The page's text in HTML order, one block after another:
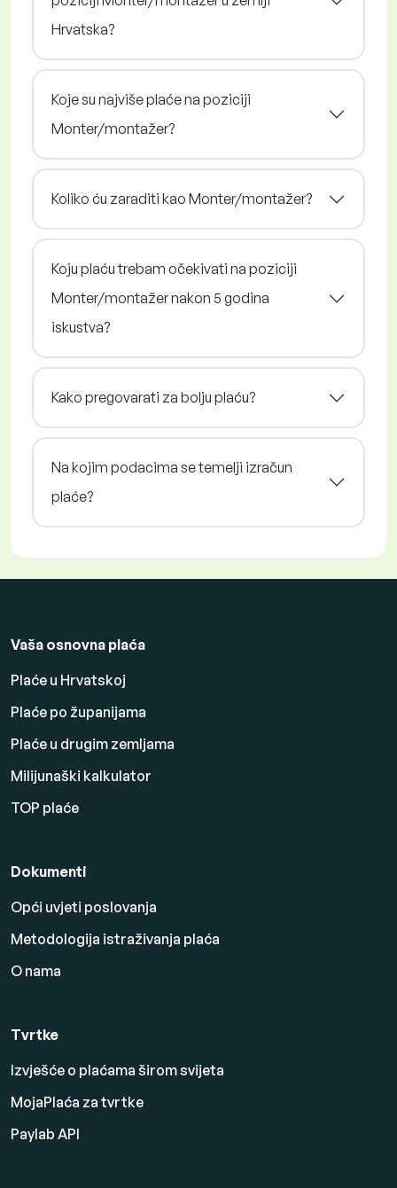
Hrvatska?
Koje su najviše plaće na poziciji
Monter/montažer?
Koliko ću zaraditi kao Monter/montažer?
Koju plaću trebam očekivati na poziciji
Monter/montažer nakon 5 godina
iskustva?
Kako pregovarati za bolju plaću?
Na kojim podacima se temelji izračun
plaće?
Vaša osnovna plaća
Plaće u Hrvatskoj
Plaće po županijama
Plaće u drugim zemljama
Milijunaški kalkulator
TOP plaće
Dokumenti
Opći uvjeti poslovanja
Metodologija istraživanja plaća
O nama
Tvrtke
Izvješće o plaćama širom svijeta
MojaPlaća za tvrtke
Paylab API